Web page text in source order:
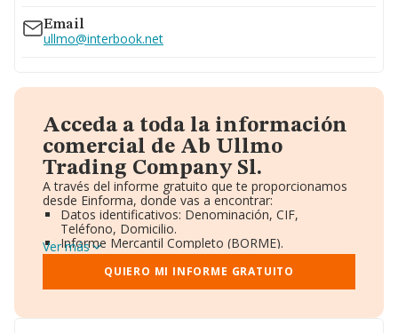
Email
ullmo@interbook.net
Acceda a toda la información
comercial de Ab Ullmo
Trading Company Sl.
A través del informe gratuito que te proporcionamos
desde Einforma, donde vas a encontrar:
Datos identificativos: Denominación, CIF,
Teléfono, Domicilio.
Informe Mercantil Completo (BORME).
Gráficos de Evolución Ventas y Empleados.
Consejo de Administración y Administradores.
Directivos y Ejecutivos.
Ver más
QUIERO MI INFORME GRATUITO